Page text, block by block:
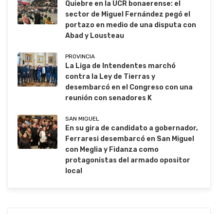
Quiebre en la UCR bonaerense: el
sector de Miguel Fernández pegó el
portazo en medio de una disputa con
Abad y Lousteau
PROVINCIA
La Liga de Intendentes marchó
contra la Ley de Tierras y
desembarcó en el Congreso con una
reunión con senadores K
SAN MIGUEL
En su gira de candidato a gobernador,
Ferraresi desembarcó en San Miguel
con Meglia y Fidanza como
protagonistas del armado opositor
local